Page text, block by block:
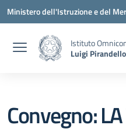
Vai ai contenuti
Vai al menu di navigazione
Vai al footer
Ministero dell'Istruzione e del
Istituto
Luigi Pirandello
Convegno: